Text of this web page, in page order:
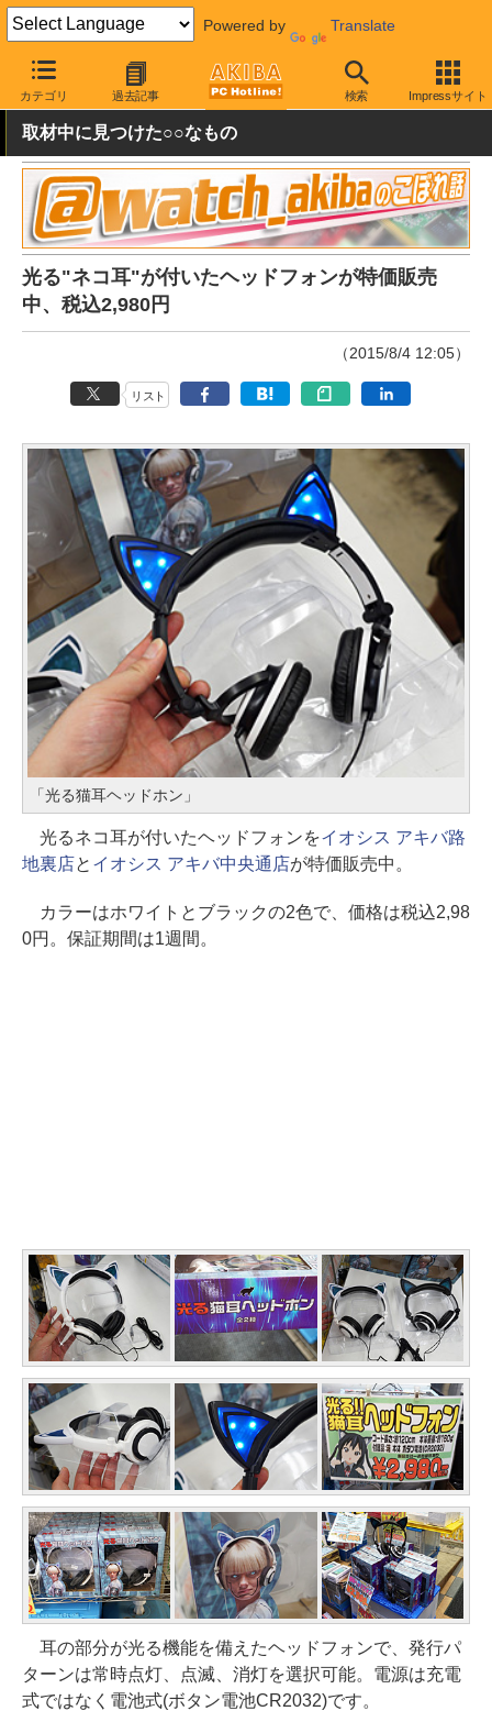
Powered by Translate
カテゴリ 過去記事 検索 Impressサイト
AKIBA PC Hotline! おもしろグッズ・キャラもの おもしろグッズ
取材中に見つけた○○なもの
光る"ネコ耳"が付いたヘッドフォンが特価販売
中、税込2,980円
（2015/8/4 12:05）
リスト
「光る猫耳ヘッドホン」
光るネコ耳が付いたヘッドフォンをイオシス アキバ路
地裏店と イオシス アキバ中央通店が特価販売中。
カラーはホワイトとブラックの2色で、価格は税込2,98
0円。保証期間は1週間。
耳の部分が光る機能を備えたヘッドフォンで、発行パ
ターンは常時点灯、点滅、消灯を選択可能。電源は充電
式ではなく電池式(ボタン電池CR2032)です。